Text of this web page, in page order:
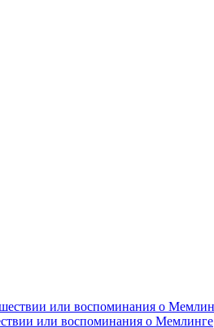
или воспоминания о Мемлинге